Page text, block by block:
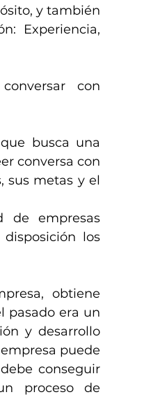
y también
Experiencia,
con
busca una
conversa con
sus metas y el
de empresas
los
obtiene
pasado era un
y desarrollo
puede
conseguir
proceso de